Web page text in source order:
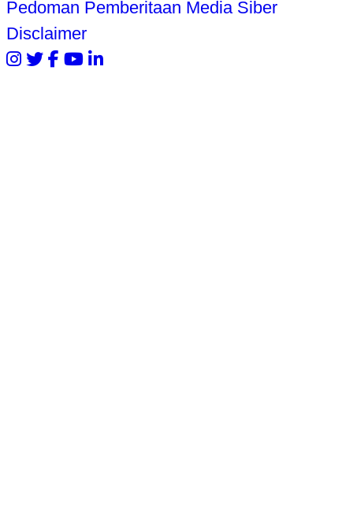
Pedoman Pemberitaan Media Siber
Disclaimer